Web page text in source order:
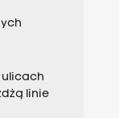
ulicach
linie